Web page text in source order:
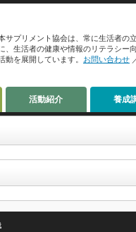
サプリメント協会は、常に生活者の
、生活者の健康や情報のリテラシー
動を展開しています。 お問い合わせ
活動紹介 養成